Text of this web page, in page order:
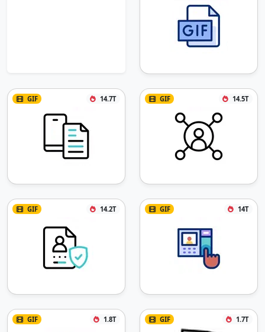
GIF 14.7T GIF 14.5T
GIF 14.2T GIF 14T
GIF 1.8T GIF 1.7T